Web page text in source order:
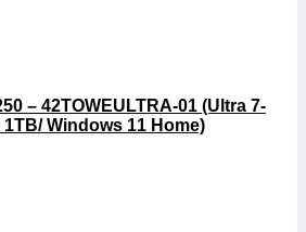
– 42TOWEULTRA-01 (Ultra 7-
1TB/ Windows 11 Home)